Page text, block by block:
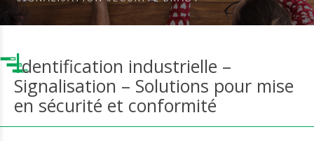
Identification industrielle –
Signalisation – Solutions pour mise
en sécurité et conformité